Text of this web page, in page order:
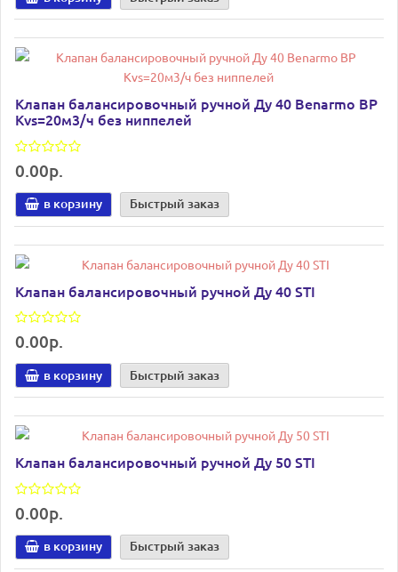
Клапан балансировочный ручной Ду 40 Benarmo ВР
Kvs=20м3/ч без ниппелей
0.00р.
в корзину Быстрый заказ
Клапан балансировочный ручной Ду 40 STI
0.00р.
в корзину Быстрый заказ
Клапан балансировочный ручной Ду 50 STI
0.00р.
в корзину Быстрый заказ